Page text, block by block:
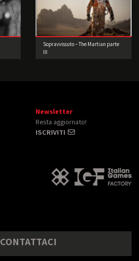
Sopravvissuto – The Martian parte
III
Newsletter
Resta aggiornato!
ISCRIVITI
CONTATTACI